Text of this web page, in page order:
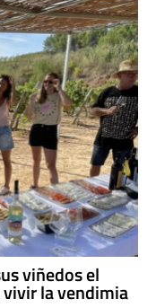
viñedos el
la vendimia